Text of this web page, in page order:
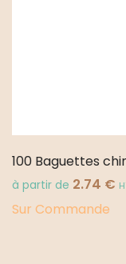
100 Baguettes
à partir de 2.74 €
Sur Commande